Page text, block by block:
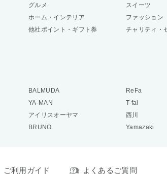
グルメ
スイーツ
ホーム・インテリア
ファッション
他社ポイント・ギフト券 チャリティ・
BALMUDA
ReFa
YA-MAN
T-fal
アイリスオーヤマ
西川
BRUNO Yamazaki
ご利用ガイド よくあるご質問